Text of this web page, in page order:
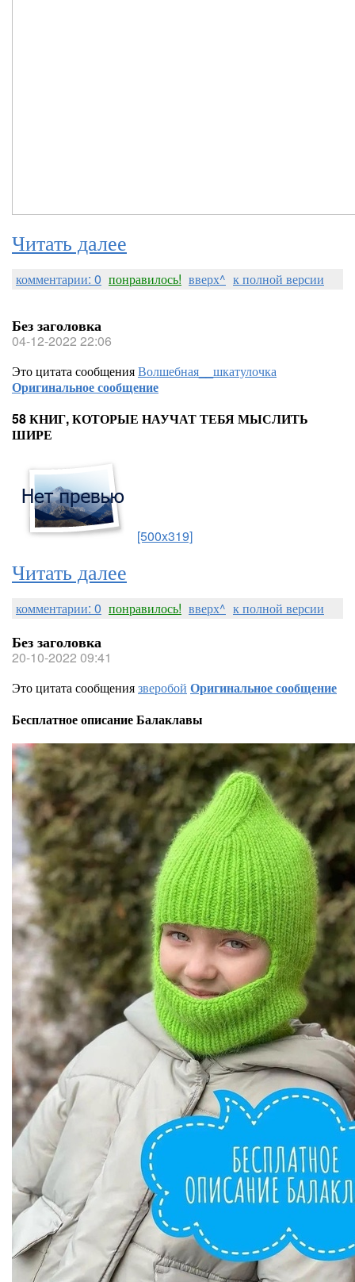
Читать далее
комментарии: 0 понравилось! вверх^ к полной версии
Без заголовка
04-12-2022 22:06
Это цитата сообщенияВолшебная__шкатулочка
Оригинальное сообщение
58 КНИГ, КОТОРЫЕ НАУЧАТ ТЕБЯ МЫСЛИТЬ
ШИРЕ
[500x319]
Читать далее
комментарии: 0 понравилось! вверх^ к полной версии
Без заголовка
20-10-2022 09:41
Это цитата сообщениязверобой Оригинальное сообщение
Бесплатное описание Балаклавы